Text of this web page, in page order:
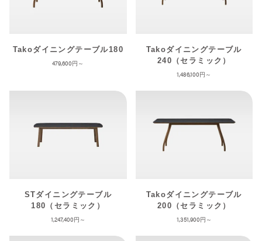
Takoダイニングテーブル180
479,600
Takoダイニングテーブル
240（セラミック）
1,486,100
STダイニングテーブル
180（セラミック）
1,247,400
Takoダイニングテーブル
200（セラミック）
1,351,900